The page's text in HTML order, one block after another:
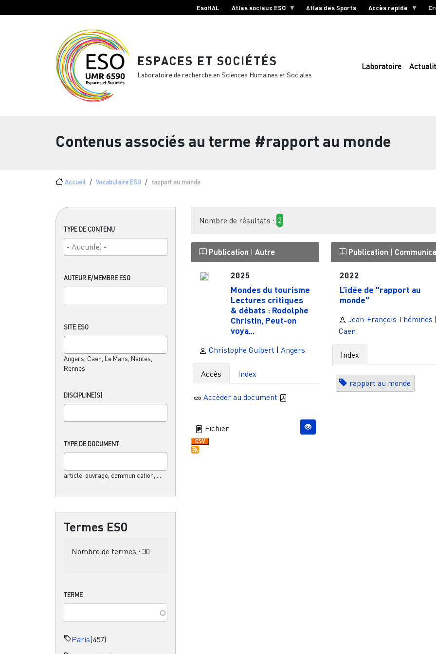
EsoHAL Atlas sociaux ESO Atlas des Sports Accès rapide
ESPACES ET SOCIÉTÉS
Laboratoire de recherche en Sciences Humaines et Sociales
Laboratoire
Contenus associés au terme #rapport au monde
Fil d'Ariane
Accueil Vocabulaire ESO rapport au monde
TYPE DE CONTENU
AUTEUR.E/MEMBRE ESO
SITE ESO
Angers, Caen, Le Mans, Nantes,
Rennes
DISCIPLINE(S)
TYPE DE DOCUMENT
article, ouvrage, communication,....
Termes ESO
Nombre de termes : 30
TERME
Paris(457)
Nombre de résultats : 2
Publication | Autre
2025
Mondes du tourisme
Lectures critiques
& débats : Rodolphe
Christin, Peut-on
voya...
Christophe Guibert | Angers
Accès Index
Accèder au document
Fichier
Publication |
2022
L’idée de "rapport au
monde"
Jean-François Thémines |
Caen
Index
rapport au monde